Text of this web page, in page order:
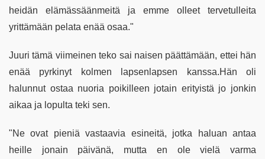
heidän elämässäänmeitä ja emme olleet tervetulleita
yrittämään pelata enää osaa."
Juuri tämä viimeinen teko sai naisen päättämään, ettei hän
enää pyrkinyt kolmen lapsenlapsen kanssa.Hän oli
halunnut ostaa nuoria poikilleen jotain erityistä jo jonkin
aikaa ja lopulta teki sen.
"Ne ovat pieniä vastaavia esineitä, jotka haluan antaa
heille jonain päivänä, mutta en ole vielä varma